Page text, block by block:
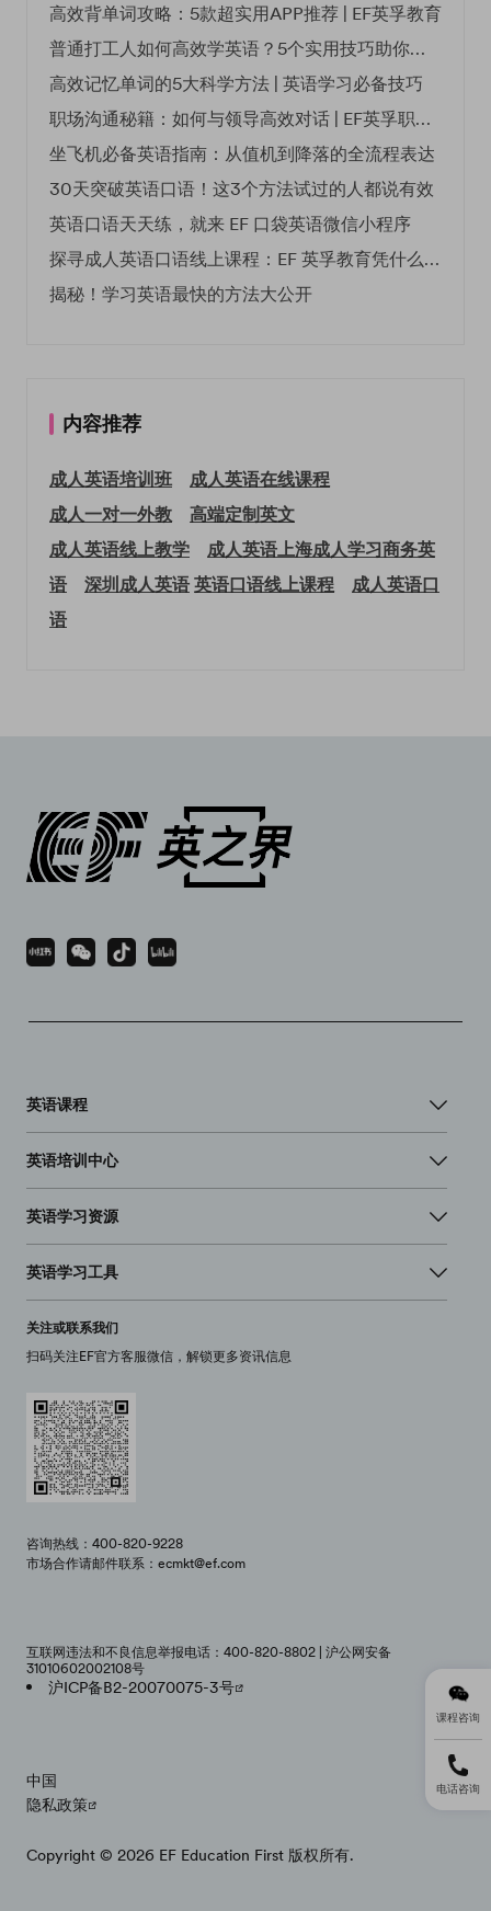
高效背单词攻略：5款超实用APP推荐 | EF英孚教育
普通打工人如何高效学英语？5个实用技巧助你突破职场瓶颈
高效记忆单词的5大科学方法 | 英语学习必备技巧
职场沟通秘籍：如何与领导高效对话 | EF英孚职场指南
坐飞机必备英语指南：从值机到降落的全流程表达
30天突破英语口语！这3个方法试过的人都说有效
英语口语天天练，就来 EF 口袋英语微信小程序
探寻成人英语口语线上课程：EF 英孚教育凭什么领航
揭秘！学习英语最快的方法大公开
内容推荐
成人英语培训班
成人英语在线课程
成人一对一外教
高端定制英文
成人英语线上教学
成人英语上海成人学习商务英
语
深圳成人英语英语口语线上课程
成人英语口
语
英语课程
英语培训中心
英语学习资源
英语学习工具
关注或联系我们
扫码关注EF官方客服微信，解锁更多资讯信息
咨询热线：400-820-9228
市场合作请邮件联系：ecmkt@ef.com
互联网违法和不良信息举报电话：400-820-8802 | 沪公网安备
31010602002108号
沪ICP备B2-20070075-3号
中国
隐私政策
Copyright © 2026 EF Education First 版权所有.
课程咨询
电话咨询